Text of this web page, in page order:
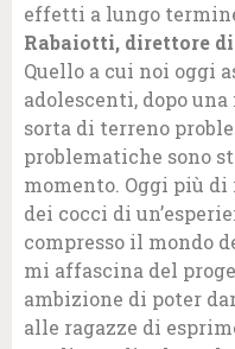
effetti a lungo
Rabaiotti, direttore
Quello a cui noi oggi
adolescenti, dopo
sorta di terreno
problematiche sono
momento. Oggi più
dei cocci di
compresso il mondo
mi affascina del
ambizione di poter
alle ragazze di